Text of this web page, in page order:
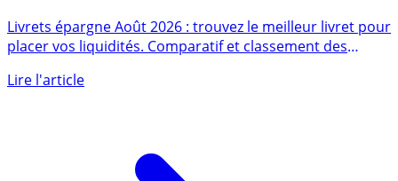
2026
placer vos liquidités. Comparatif et classement des